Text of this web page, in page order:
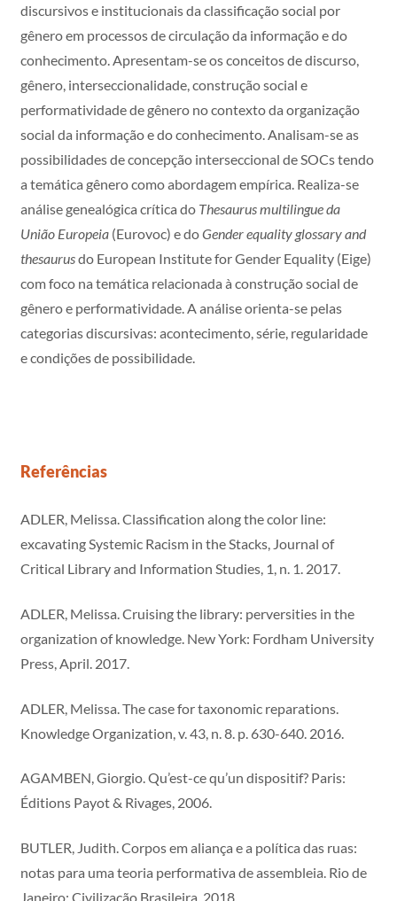
discursivos e institucionais da classificação social por
gênero em processos de circulação da informação e do
conhecimento. Apresentam-se os conceitos de discurso,
gênero, interseccionalidade, construção social e
performatividade de gênero no contexto da organização
social da informação e do conhecimento. Analisam-se as
possibilidades de concepção interseccional de SOCs tendo
a temática gênero como abordagem empírica. Realiza-se
análise genealógica crítica do Thesaurus multilingue da
União Europeia(Eurovoc) e doGender equality glossary and
thesaurusdo European Institute for Gender Equality (Eige)
com foco na temática relacionada à construção social de
gênero e performatividade. A análise orienta-se pelas
categorias discursivas: acontecimento, série, regularidade
e condições de possibilidade.
Referências
ADLER, Melissa. Classification along the color line:
excavating Systemic Racism in the Stacks, Journal of
Critical Library and Information Studies, 1, n. 1. 2017.
ADLER, Melissa. Cruising the library: perversities in the
organization of knowledge. New York: Fordham University
Press, April. 2017.
ADLER, Melissa. The case for taxonomic reparations.
Knowledge Organization, v. 43, n. 8. p. 630-640. 2016.
AGAMBEN, Giorgio. Qu’est-ce qu’un dispositif? Paris:
Éditions Payot & Rivages, 2006.
BUTLER, Judith. Corpos em aliança e a política das ruas:
notas para uma teoria performativa de assembleia. Rio de
Janeiro: Civilização Brasileira, 2018.